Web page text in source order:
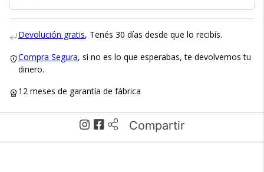
Devolución gratis, Tenés 30 días desde que lo recibís.
Compra Segura, si no es lo que esperabas, te devolvemos tu
dinero.
12 meses de garantía de fábrica
Compartir
Medios de Pago ×